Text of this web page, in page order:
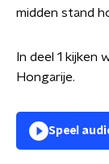
midden stand
In deel 1 kijken
Hongarije.
Speel